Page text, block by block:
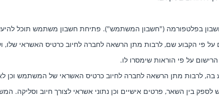
בפלטפורמה ("חשבון המשתמש"). פתיחת חשבון משתמש תוכל
פי הקבוע שם, לרבות מתן הרשאה לחברה לחיוב כרטיס האשראי שלו,
על פי הוראות שימסרו לו.
בה, לרבות מתן הרשאה לחברה לחיוב כרטיס האשראי של המשתמש וכן
בין השאר, פרטים אישיים וכן נתוני אשראי לצורך חיוב וסליקה.